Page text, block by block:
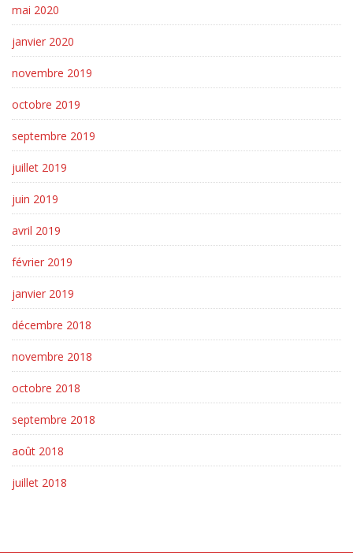
mai 2020
janvier 2020
novembre 2019
octobre 2019
septembre 2019
juillet 2019
juin 2019
avril 2019
février 2019
janvier 2019
décembre 2018
novembre 2018
octobre 2018
septembre 2018
août 2018
juillet 2018